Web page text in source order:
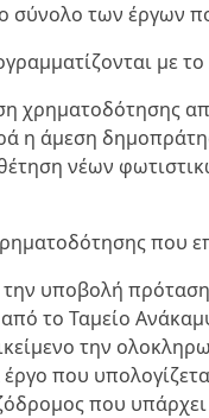
σύνολο των έργων
με
χρηματοδότησης
η άμεση
νέων
που
την υποβολή
το Ταμείο
την
που
που υπάρχει